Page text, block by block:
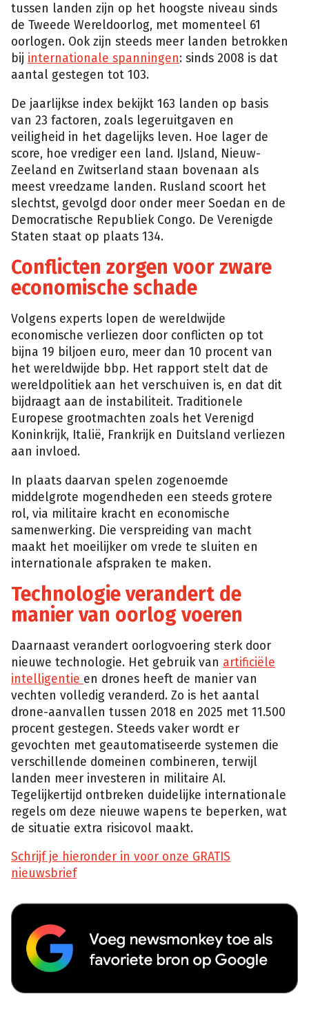
tussen landen zijn op het hoogste niveau sinds
de Tweede Wereldoorlog, met momenteel 61
oorlogen. Ook zijn steeds meer landen betrokken
bij internationale spanningen: sinds 2008 is dat
aantal gestegen tot 103.
De jaarlijkse index bekijkt 163 landen op basis
van 23 factoren, zoals legeruitgaven en
veiligheid in het dagelijks leven. Hoe lager de
score, hoe vrediger een land. IJsland, Nieuw-
Zeeland en Zwitserland staan bovenaan als
meest vreedzame landen. Rusland scoort het
slechtst, gevolgd door onder meer Soedan en de
Democratische Republiek Congo. De Verenigde
Staten staat op plaats 134.
Conflicten zorgen voor zware
economische schade
Volgens experts lopen de wereldwijde
economische verliezen door conflicten op tot
bijna 19 biljoen euro, meer dan 10 procent van
het wereldwijde bbp. Het rapport stelt dat de
wereldpolitiek aan het verschuiven is, en dat dit
bijdraagt aan de instabiliteit. Traditionele
Europese grootmachten zoals het Verenigd
Koninkrijk, Italië, Frankrijk en Duitsland verliezen
aan invloed.
In plaats daarvan spelen zogenoemde
middelgrote mogendheden een steeds grotere
rol, via militaire kracht en economische
samenwerking. Die verspreiding van macht
maakt het moeilijker om vrede te sluiten en
internationale afspraken te maken.
Technologie verandert de
manier van oorlog voeren
Daarnaast verandert oorlogvoering sterk door
nieuwe technologie. Het gebruik van artificiële
intelligentie en drones heeft de manier van
vechten volledig veranderd. Zo is het aantal
drone-aanvallen tussen 2018 en 2025 met 11.500
procent gestegen. Steeds vaker wordt er
gevochten met geautomatiseerde systemen die
verschillende domeinen combineren, terwijl
landen meer investeren in militaire AI.
Tegelijkertijd ontbreken duidelijke internationale
regels om deze nieuwe wapens te beperken, wat
de situatie extra risicovol maakt.
Schrijf je hieronder in voor onze GRATIS
nieuwsbrief